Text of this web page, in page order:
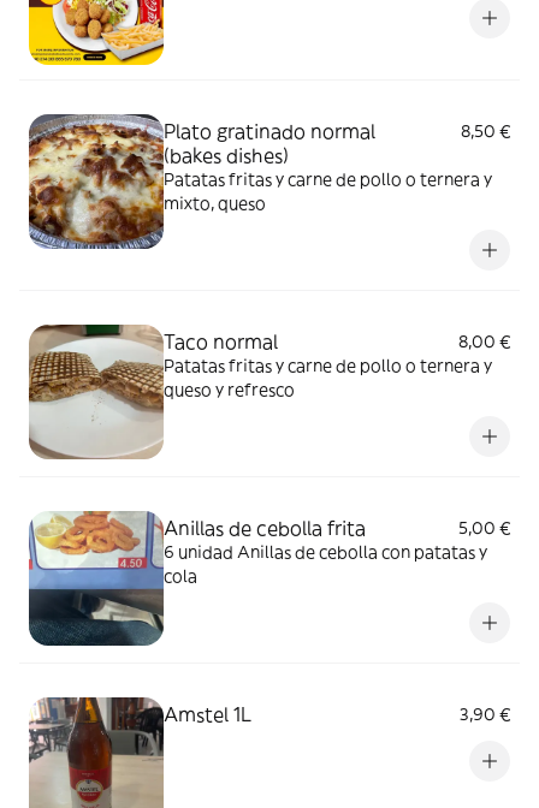
Plato gratinado normal
(bakes dishes)
8,50 €
Patatas fritas y carne de pollo o ternera y
mixto, queso
Taco normal
8,00 €
Patatas fritas y carne de pollo o ternera y
queso y refresco
Anillas de cebolla frita
5,00 €
6 unidad Anillas de cebolla con patatas y
cola
Amstel 1L 3,90 €